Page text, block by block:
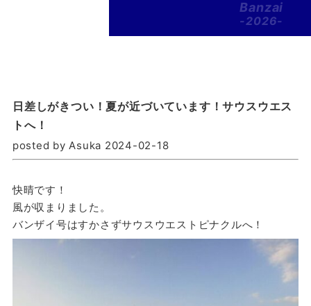
Banzai
-2026-
日差しがきつい！夏が近づいています！サウスウエス
トへ！
posted by Asuka 2024-02-18
快晴です！
風が収まりました。
バンザイ号はすかさずサウスウエストピナクルへ！